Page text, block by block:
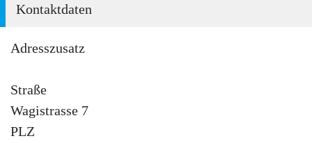
Kontaktdaten
Adresszusatz
Straße
Wagistrasse 7
PLZ